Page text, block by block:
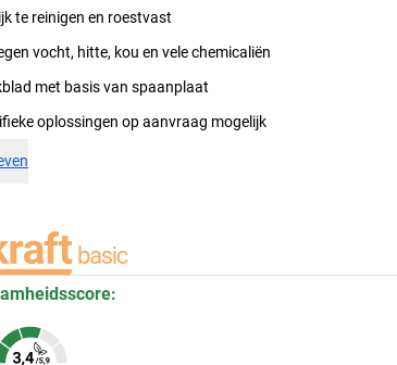
te reinigen en roestvast
vocht, hitte, kou en vele chemicaliën
met basis van spaanplaat
oplossingen op aanvraag mogelijk